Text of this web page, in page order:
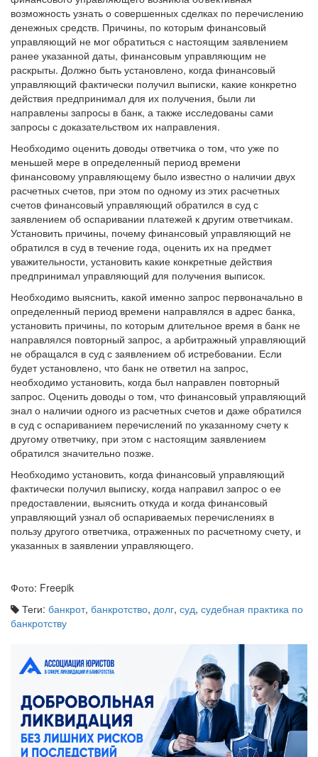
возможность узнать о совершенных сделках по перечислению
денежных средств. Причины, по которым финансовый
управляющий не мог обратиться с настоящим заявлением
ранее указанной даты, финансовым управляющим не
раскрыты. Должно быть установлено, когда финансовый
управляющий фактически получил выписки, какие конкретно
действия предпринимал для их получения, были ли
направлены запросы в банк, а также исследованы сами
запросы с доказательством их направления.
Необходимо оценить доводы ответчика о том, что уже по
меньшей мере в определенный период времени
финансовому управляющему было известно о наличии двух
расчетных счетов, при этом по одному из этих расчетных
счетов финансовый управляющий обратился в суд с
заявлением об оспаривании платежей к другим ответчикам.
Установить причины, почему финансовый управляющий не
обратился в суд в течение года, оценить их на предмет
уважительности, установить какие конкретные действия
предпринимал управляющий для получения выписок.
Необходимо выяснить, какой именно запрос первоначально в
определенный период времени направлялся в адрес банка,
установить причины, по которым длительное время в банк не
направлялся повторный запрос, а арбитражный управляющий
не обращался в суд с заявлением об истребовании. Если
будет установлено, что банк не ответил на запрос,
необходимо установить, когда был направлен повторный
запрос. Оценить доводы о том, что финансовый управляющий
знал о наличии одного из расчетных счетов и даже обратился
в суд с оспариванием перечислений по указанному счету к
другому ответчику, при этом с настоящим заявлением
обратился значительно позже.
Необходимо установить, когда финансовый управляющий
фактически получил выписку, когда направил запрос о ее
предоставлении, выяснить откуда и когда финансовый
управляющий узнал об оспариваемых перечислениях в
пользу другого ответчика, отраженных по расчетному счету, и
указанных в заявлении управляющего.
Фото: Freepik
Теги: банкрот, банкротство, долг, суд, судебная практика по
банкротству